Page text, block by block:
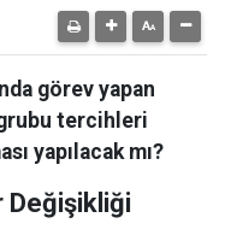
görev yapan
tercihleri
yapılacak mı?
Değişikliği